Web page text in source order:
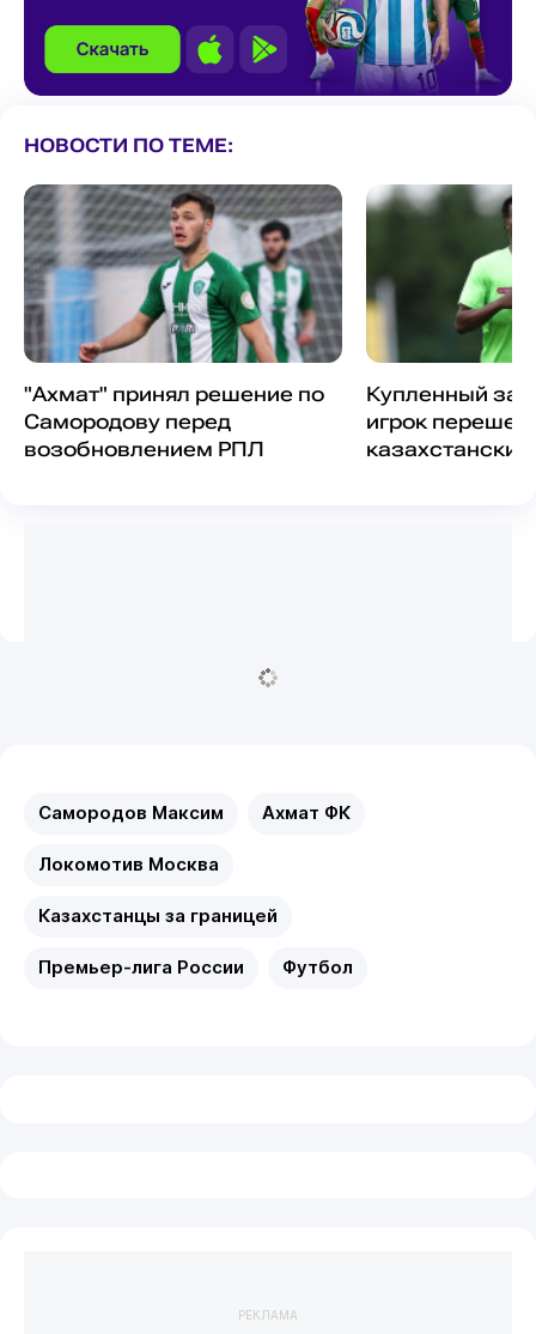
НОВОСТИ ПО ТЕМЕ:
"Ахмат" принял решение по
Самородову перед
возобновлением РПЛ
Купленный за
игрок перешел
казахстанский
Самородов Максим Ахмат ФК
Локомотив Москва
Казахстанцы за границей
Премьер-лига России Футбол
РЕКЛАМА